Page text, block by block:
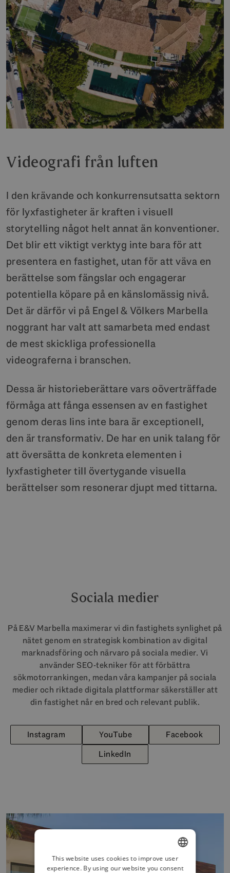
Videografi från luften
I den krävande och konkurrensutsatta sektorn
för lyxfastigheter är kraften i visuell
storytelling något helt annat än konventioner.
Det blir ett viktigt verktyg inte bara för att
presentera en fastighet, utan för att väva en
berättelse som fängslar och engagerar
potentiella köpare på en känslomässig nivå.
Det är därför vi på Engel & Völkers Marbella
noggrant har valt att samarbeta med endast
de mest skickliga professionella
videograferna i branschen.
Dessa är historieberättare vars oöverträffade
förmåga att fånga essensen av en fastighet
genom deras lins inte bara är exceptionell,
den är transformativ. De har en unik talang för
att översätta de konkreta elementen i
lyxfastigheter till övertygande visuella
berättelser som resonerar djupt med tittarna.
Sociala medier
På E&V Marbella maximerar vi din fastighets synlighet på
nätet genom en strategisk kombination av digital
marknadsföring och närvaro på sociala medier. Vi
använder SEO-tekniker för att förbättra
sökmotorrankingen, medan våra kampanjer på sociala
medier och riktade digitala plattformar säkerställer att
din fastighet når en bred och relevant publik.
Instagram YouTube
Facebook
LinkedIn
ENGLISH
This website uses cookies to improve user
experience. By using our website you consent